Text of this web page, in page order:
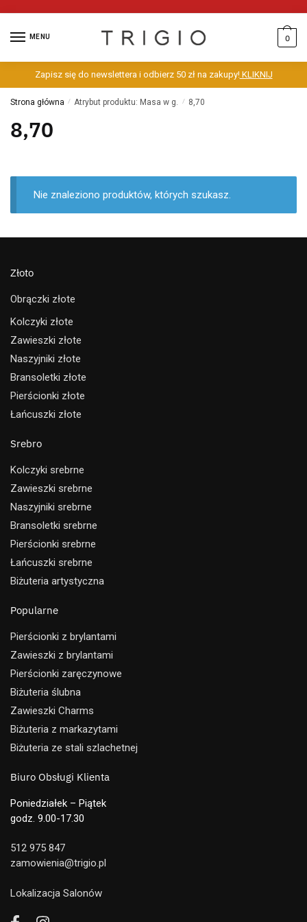
MENU 0
Zapisz się do newslettera i odbierz 50 zł na zakupy!KLIKNIJ
Strona główna / Atrybut produktu: Masa w g. / 8,70
8,70
Nie znaleziono produktów, których szukasz.
Złoto
Obrączki złote
Kolczyki złote
Zawieszki złote
Naszyjniki złote
Bransoletki złote
Pierścionki złote
Łańcuszki złote
Srebro
Kolczyki srebrne
Zawieszki srebrne
Naszyjniki srebrne
Bransoletki srebrne
Pierścionki srebrne
Łańcuszki srebrne
Biżuteria artystyczna
Popularne
Pierścionki z brylantami
Zawieszki z brylantami
Pierścionki zaręczynowe
Biżuteria ślubna
Zawieszki Charms
Biżuteria z markazytami
Biżuteria ze stali szlachetnej
Biuro Obsługi Klienta
Poniedziałek – Piątek
godz. 9.00-17.30
512 975 847
zamowienia@trigio.pl
Lokalizacja Salonów